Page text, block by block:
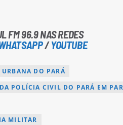
FM 96.9 NAS REDES
/YOUTUBE
DO PARÁ
POLÍCIA CIVIL DO PARÁ EM
MILITAR